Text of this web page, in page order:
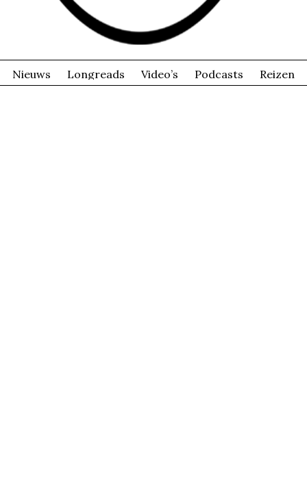
Nieuws Longreads Video’s Podcasts Reizen